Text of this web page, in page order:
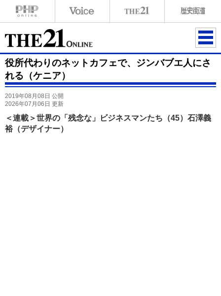
ME
NU
役所代わりのネットカフェで、ジンバブエ人にさ
れる（ケニア）
2019年08月08日 公開
2026年07月06日 更新
＜連載＞世界の「残念な」ビジネスマンたち（45）石澤義
裕（デザイナー）